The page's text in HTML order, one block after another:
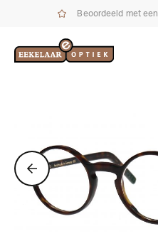
Beoordeeld met een